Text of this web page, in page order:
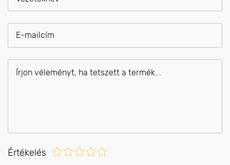
Értékelés